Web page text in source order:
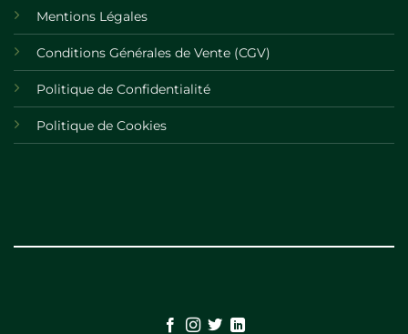
Mentions Légales
Conditions Générales de Vente (CGV)
Politique de Confidentialité
Politique de Cookies